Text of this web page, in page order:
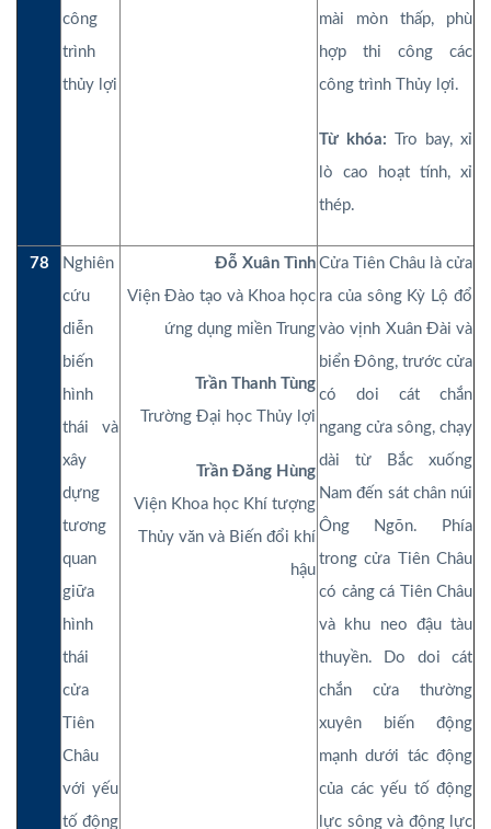
công
trình
thủy lợi
mài mòn thấp, phù
hợp thi công các
công trình Thủy lợi.
Từ khóa: Tro bay, xỉ
lò cao hoạt tính, xỉ
thép.
78
Nghiên
cứu
diễn
biến
hình
thái và
xây
dựng
tương
quan
giữa
hình
thái
cửa
Tiên
Châu
với yếu
tố động
Đỗ Xuân Tình
Viện Đào tạo và Khoa học
ứng dụng miền Trung
Trần Thanh Tùng
Trường Đại học Thủy lợi
Trần Đăng Hùng
Viện Khoa học Khí tượng
Thủy văn và Biến đổi khí
hậu
Cửa Tiên Châu là cửa
ra của sông Kỳ Lộ đổ
vào vịnh Xuân Đài và
biển Đông, trước cửa
có doi cát chắn
ngang cửa sông, chạy
dài từ Bắc xuống
Nam đến sát chân núi
Ông Ngõn. Phía
trong cửa Tiên Châu
có cảng cá Tiên Châu
và khu neo đậu tàu
thuyền. Do doi cát
chắn cửa thường
xuyên biến động
mạnh dưới tác động
của các yếu tố động
lực sông và động lực